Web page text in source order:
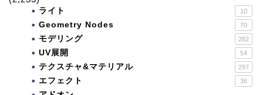
ライト 10
Geometry Nodes 70
モデリング 282
UV展開 54
テクスチャ&マテリアル 297
エフェクト 36